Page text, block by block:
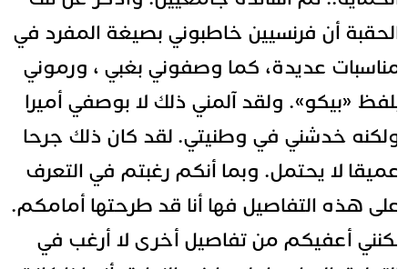
أن فرنسيين خاطبوني بصيغة المفرد في
عديدة، كما وصفوني بغبي ، ورموني
«بيكو». ولقد آلمني ذلك لا بوصفي أميرا
خدشني في وطنيتي. لقد كان ذلك جرحا
لا يحتمل. وبما أنكم رغبتم في التعرف
هذه التفاصيل فها أنا قد طرحتها أمامكم.
أعفيكم من تفاصيل أخرى لا أرغب في